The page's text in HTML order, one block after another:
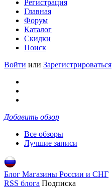
Регистрация
Главная
Форум
Каталог
Скидки
Поиск
Войти или Зарегистрироваться
Добавить обзор
Все обзоры
Лучшие записи
Блог Магазины России и СНГ
RSS блога Подписка